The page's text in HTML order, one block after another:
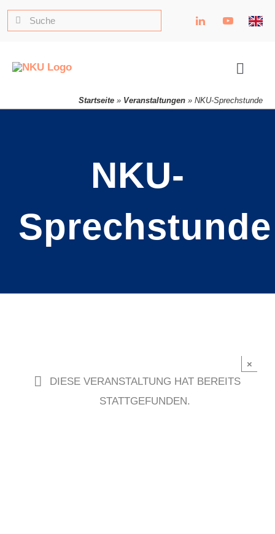
Zum
Inhalt
Suche
Toggle
Startseite » Veranstaltungen »NKU-Sprechstunde
NKU-
Sprechstunde
DIESE VERANSTALTUNG HAT BEREITS
STATTGEFUNDEN.
×